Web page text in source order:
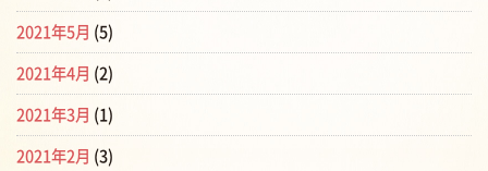
2021年5月 (5)
2021年4月 (2)
2021年3月 (1)
2021年2月 (3)